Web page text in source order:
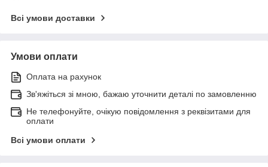
Всі умови доставки
Умови оплати
Оплата на рахунок
Зв'яжіться зі мною, бажаю уточнити деталі по замовленню
Не телефонуйте, очікую повідомлення з реквізитами для
оплати
Всі умови оплати